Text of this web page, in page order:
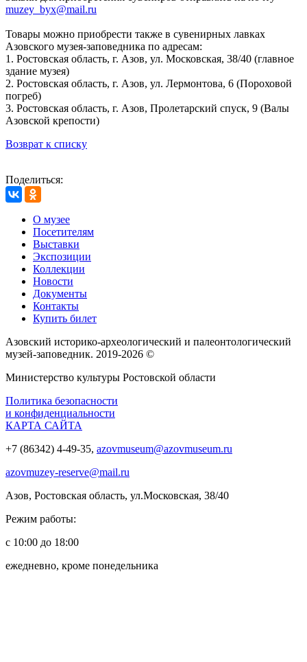
muzey_byx@mail.ru
Товары можно приобрести также в сувенирных лавках
Азовского музея-заповедника по адресам:
1. Ростовская область, г. Азов, ул. Московская, 38/40 (главное
здание музея)
2. Ростовская область, г. Азов, ул. Лермонтова, 6 (Пороховой
погреб)
3. Ростовская область, г. Азов, Пролетарский спуск, 9 (Валы
Азовской крепости)
Возврат к списку
Поделиться:
О музее
Посетителям
Выставки
Экспозиции
Коллекции
Новости
Документы
Контакты
Купить билет
Азовский историко‑археологический и палеонтологический
музей‑заповедник. 2019-2026 ©
Министерство культуры Ростовской области
Политика безопасности
и конфиденциальности
КАРТА САЙТА
+7 (86342) 4-49-35, azovmuseum@azovmuseum.ru
azovmuzey-reserve@mail.ru
Азов, Ростовская область, ул.Московская, 38/40
Режим работы:
с 10:00 до 18:00
ежедневно, кроме понедельника